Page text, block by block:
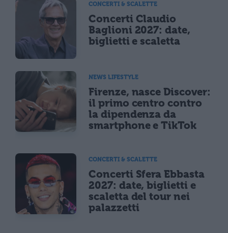
CONCERTI & SCALETTE
Concerti Claudio
Baglioni 2027: date,
biglietti e scaletta
NEWS LIFESTYLE
Firenze, nasce Discover:
il primo centro contro
la dipendenza da
smartphone e TikTok
CONCERTI & SCALETTE
Concerti Sfera Ebbasta
2027: date, biglietti e
scaletta del tour nei
palazzetti